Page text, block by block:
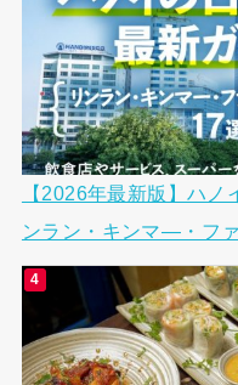
【2026年最新版】ハ
ンラン・キンマ―・フ